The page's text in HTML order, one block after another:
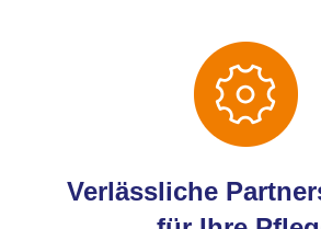
Verlässliche